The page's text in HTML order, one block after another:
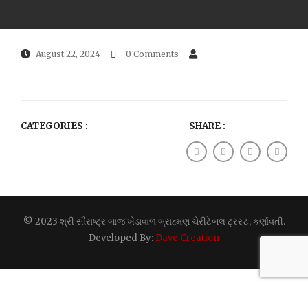
August 22, 2024 0 Comments
CATEGORIES : SHARE :
© 2023 શ્રી સૌરાષ્ટ્ર બાજ ખેડાવાળ બ્રાહ્મણ ચેરીટેબલ ટ્રસ્ટ, કર્ણાવતી.
Developed By: Dave Creation